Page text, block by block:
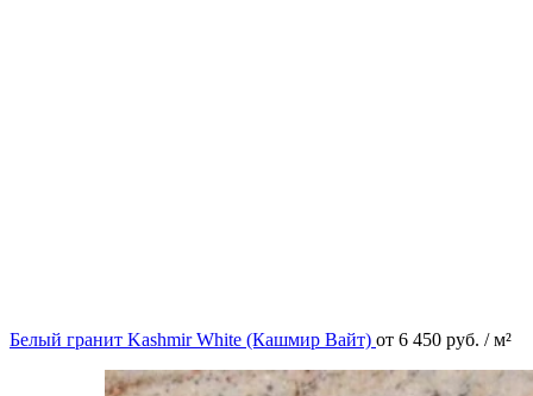
Белый гранит Kashmir White (Кашмир Вайт) от 6 450 руб. / м²